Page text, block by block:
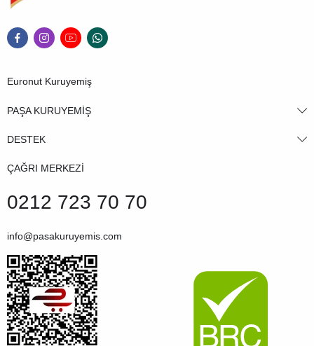
Euronut Kuruyemiş
PAŞA KURUYEMİŞ
DESTEK
ÇAĞRI MERKEZİ
0212 723 70 70
info@pasakuruyemis.com